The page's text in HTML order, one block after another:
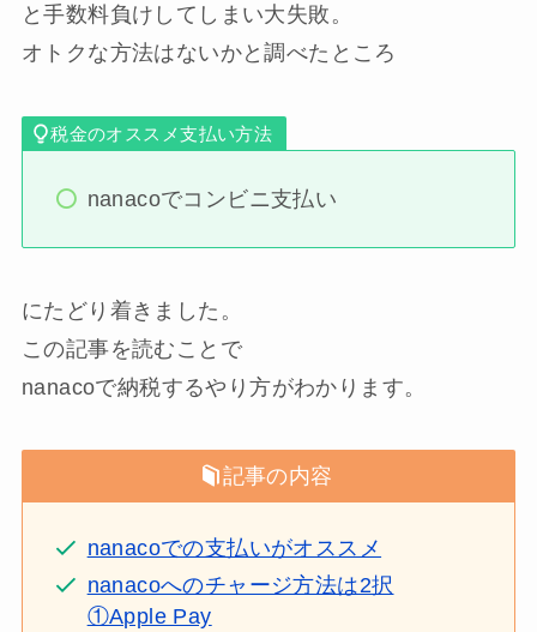
と手数料負けしてしまい大失敗。
オトクな方法はないかと調べたところ
税金のオススメ支払い方法
nanacoでコンビニ支払い
にたどり着きました。
この記事を読むことで
nanacoで納税するやり方がわかります。
記事の内容
nanacoでの支払いがオススメ
nanacoへのチャージ方法は2択
①Apple Pay